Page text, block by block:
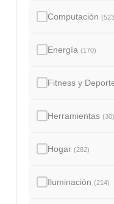
Computación
Energía(170)
Fitness y
Herramientas(30)
Hogar(282)
Iluminación(214)